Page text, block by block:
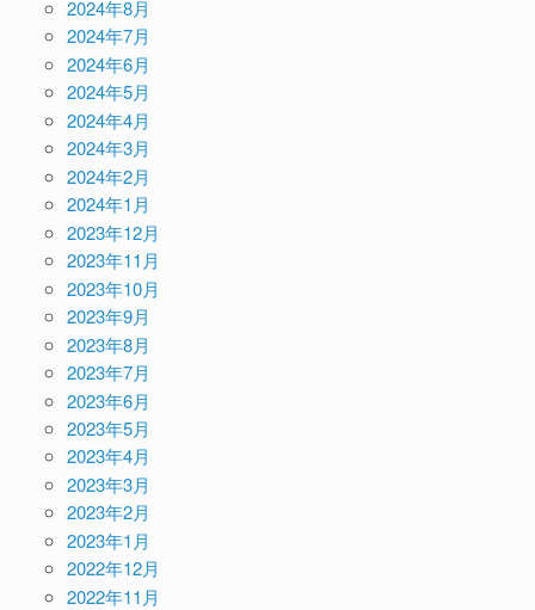
2024年8月
2024年7月
2024年6月
2024年5月
2024年4月
2024年3月
2024年2月
2024年1月
2023年12月
2023年11月
2023年10月
2023年9月
2023年8月
2023年7月
2023年6月
2023年5月
2023年4月
2023年3月
2023年2月
2023年1月
2022年12月
2022年11月